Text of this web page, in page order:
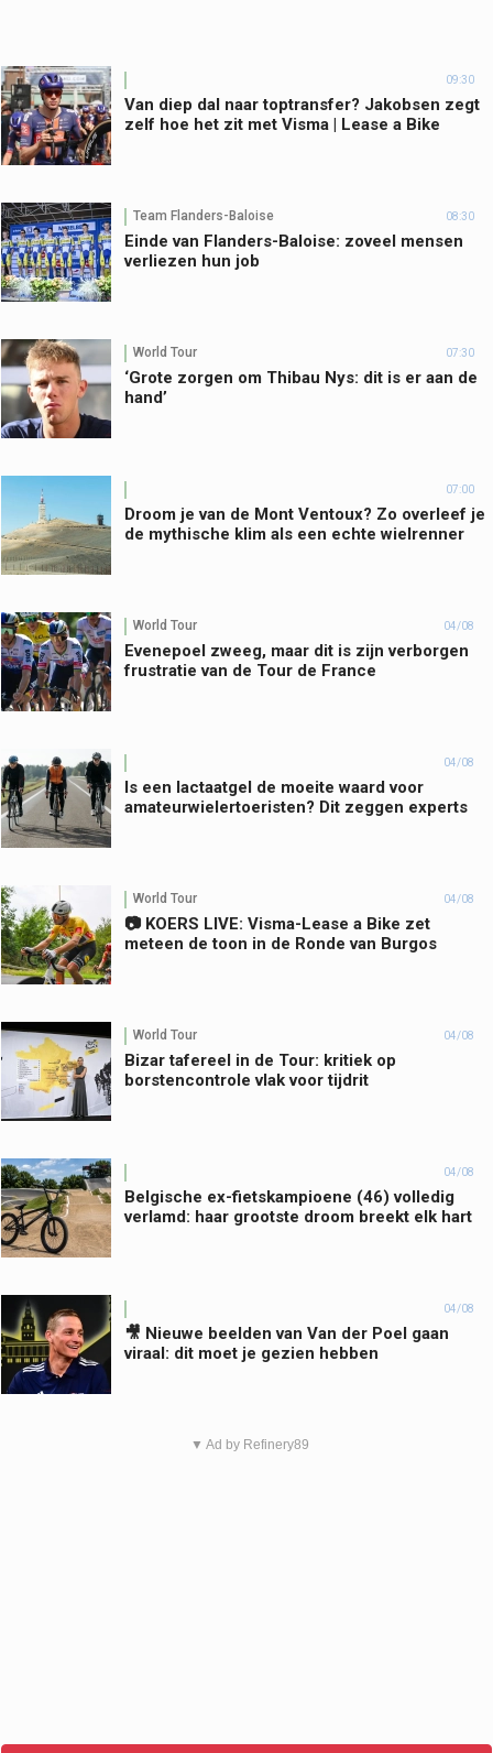
09:30
Van diep dal naar toptransfer? Jakobsen zegt
zelf hoe het zit met Visma | Lease a Bike
Team Flanders-Baloise 08:30
Einde van Flanders-Baloise: zoveel mensen
verliezen hun job
World Tour 07:30
‘Grote zorgen om Thibau Nys: dit is er aan de
hand’
07:00
Droom je van de Mont Ventoux? Zo overleef je
de mythische klim als een echte wielrenner
World Tour 04/08
Evenepoel zweeg, maar dit is zijn verborgen
frustratie van de Tour de France
04/08
Is een lactaatgel de moeite waard voor
amateurwielertoeristen? Dit zeggen experts
World Tour 04/08
📷 KOERS LIVE: Visma-Lease a Bike zet
meteen de toon in de Ronde van Burgos
World Tour 04/08
Bizar tafereel in de Tour: kritiek op
borstencontrole vlak voor tijdrit
04/08
Belgische ex-fietskampioene (46) volledig
verlamd: haar grootste droom breekt elk hart
04/08
🎥 Nieuwe beelden van Van der Poel gaan
viraal: dit moet je gezien hebben
▼ Ad by Refinery89